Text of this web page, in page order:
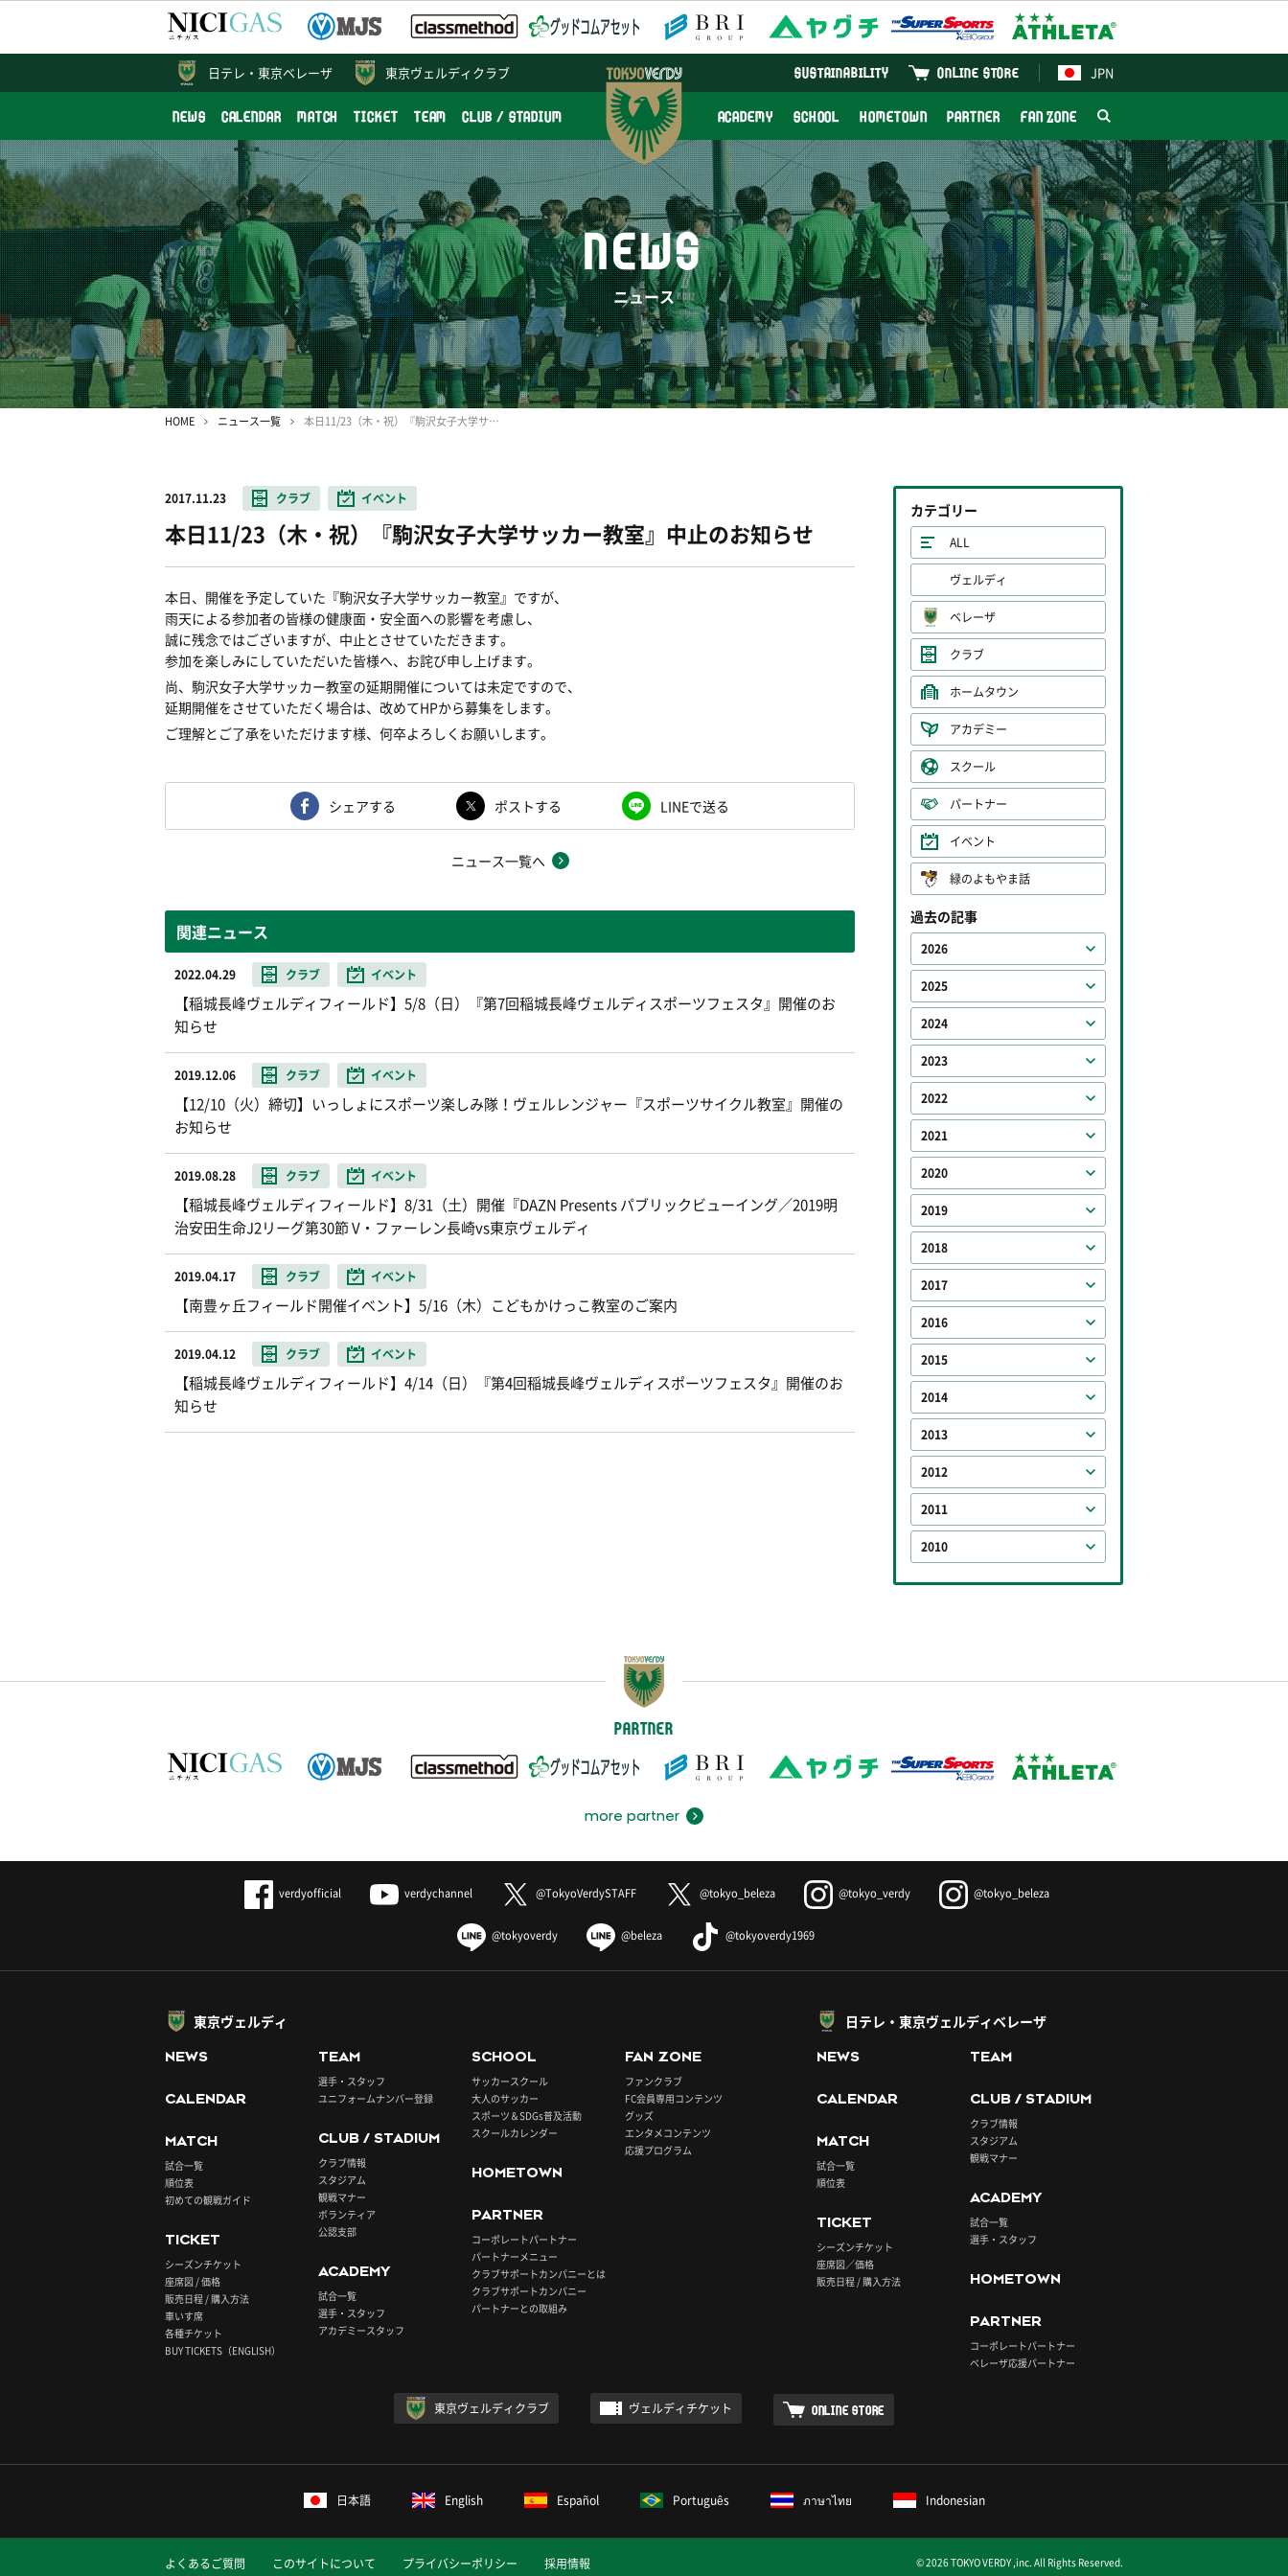
東京ヴェルディクラブ JPN
ONLINE STORE
SUSTAINABILITY
NEWS CALENDAR MATCH TICKET TEAM CLUB / STADIUM ACADEMY SCHOOL HOMETOWN PARTNER FAN ZONE
日テレ・ 東京ベレーザ
NEWS
ニュース
HOME ニュース一覧 本日11/23（木・祝）『駒沢女子大学サッカー教室』中止のお知らせ
2017.11.23 クラブ イベント
本日11/23（木・祝）『駒沢女子大学サッカー教室』中止のお知らせ
本日、開催を予定していた『駒沢女子大学サッカー教室』ですが、
雨天による参加者の皆様の健康面・安全面への影響を考慮し、
誠に残念ではございますが、中止とさせていただきます。
参加を楽しみにしていただいた皆様へ、お詫び申し上げます。
尚、駒沢女子大学サッカー教室の延期開催については未定ですので、
延期開催をさせていただく場合は、改めてHPから募集をします。
ご理解とご了承をいただけます様、何卒よろしくお願いします。
シェアする ポストする LINEで送る
ニュース一覧へ
関連ニュース
2022.04.29 クラブ イベント
【稲城長峰ヴェルディフィールド】5/8（日）『第7回稲城長峰ヴェルディスポーツフェスタ』開催のお
知らせ
2019.12.06 クラブ イベント
【12/10（火）締切】いっしょにスポーツ楽しみ隊！ヴェルレンジャー『スポーツサイクル教室』開催の
お知らせ
2019.08.28 クラブ イベント
【稲城長峰ヴェルディフィールド】8/31（土）開催『DAZN Presents パブリックビューイング／2019明
治安田生命J2リーグ第30節 V・ファーレン長崎vs東京ヴェルディ
2019.04.17 クラブ イベント
【南豊ヶ丘フィールド開催イベント】5/16（木）こどもかけっこ教室のご案内
2019.04.12 クラブ イベント
【稲城長峰ヴェルディフィールド】4/14（日）『第4回稲城長峰ヴェルディスポーツフェスタ』開催のお
知らせ
カテゴリー
ALL
ヴェルディ
ベレーザ
クラブ
ホームタウン
アカデミー
スクール
パートナー
イベント
緑のよもやま話
過去の記事
2026
2025
2024
2023
2022
2021
2020
2019
2018
2017
2016
2015
2014
2013
2012
2011
2010
PARTNER
more partner
verdyofficial verdychannel @TokyoVerdySTAFF @tokyo_beleza @tokyo_verdy @tokyo_beleza
@tokyoverdy @beleza @tokyoverdy1969
東京ヴェルディ
NEWS
CALENDAR
MATCH
試合一覧
順位表
初めての観戦ガイド
TICKET
シーズンチケット
座席図 / 価格
販売日程 / 購入方法
車いす席
各種チケット
BUY TICKETS（ENGLISH）
TEAM
選手・スタッフ
ユニフォームナンバー登録
CLUB / STADIUM
クラブ情報
スタジアム
観戦マナー
ボランティア
公認支部
ACADEMY
試合一覧
選手・スタッフ
アカデミースタッフ
SCHOOL
サッカースクール
大人のサッカー
スポーツ＆SDGs普及活動
スクールカレンダー
HOMETOWN
PARTNER
コーポレートパートナー
パートナーメニュー
クラブサポートカンパニーとは
クラブサポートカンパニー
パートナーとの取組み
FAN ZONE
ファンクラブ
FC会員専用コンテンツ
グッズ
エンタメコンテンツ
応援プログラム
日テレ・東京ヴェルディベレーザ
NEWS
CALENDAR
MATCH
試合一覧
順位表
TICKET
シーズンチケット
座席図／価格
販売日程 / 購入方法
TEAM
CLUB / STADIUM
クラブ情報
スタジアム
観戦マナー
ACADEMY
試合一覧
選手・スタッフ
HOMETOWN
PARTNER
コーポレートパートナー
ベレーザ応援パートナー
東京ヴェルディクラブ ヴェルディチケット ONLINE STORE
日本語 English Español Português ภาษาไทย Indonesian
よくあるご質問 このサイトについて プライバシーポリシー 採用情報 © 2026 TOKYO VERDY ,inc. All Rights Reserved.